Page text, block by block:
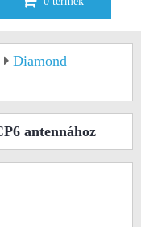
Diamond
antennához